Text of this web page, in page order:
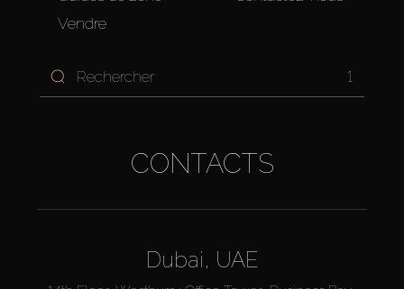
Vendre
1
CONTACTS
Dubai, UAE